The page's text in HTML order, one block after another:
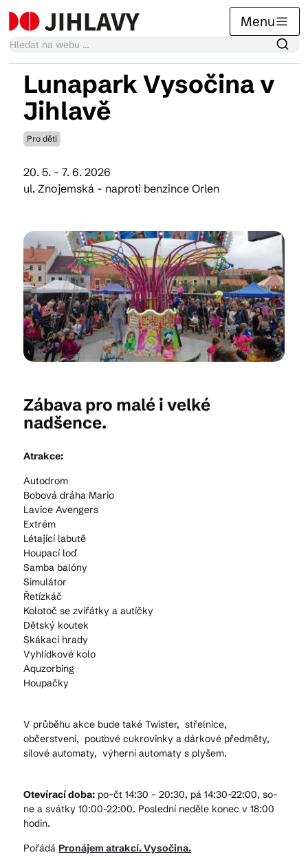
Menu
Kalendář akcí
Tradiční akce
Suvenýry
Praktické info
Kam vyrazit
CS EN DE
© 2026 Brána Jihlavy
Lunapark Vysočina v
Jihlavě
Pro děti
20. 5. - 7. 6. 2026
ul. Znojemská - naproti benzince Orlen
Zábava pro malé i velké
nadšence.
Atrakce:
Autodrom
Bobová dráha Mario
Lavice Avengers
Extrém
Létající labutě
Houpací loď
Samba balóny
Simulátor
Řetízkáč
Kolotoč se zvířátky a autíčky
Dětský koutek
Skákací hrady
Vyhlídkové kolo
Aquzorbing
Houpačky
V průběhu akce bude také Twister, střelnice,
občerstvení, pouťové cukrovinky a dárkové předměty,
silové automaty, výherní automaty s plyšem.
Otevírací doba: po-čt 14:30 - 20:30, pá 14:30-22:00, so-
ne a svátky 10:00-22:00. Poslední neděle konec v 18:00
hodin.
Pořádá Pronájem atrakcí. Vysočina.